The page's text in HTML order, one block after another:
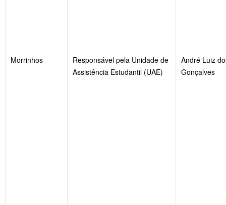
Morrinhos
Responsável pela Unidade de
Assistência Estudantil (UAE)
André Luiz
Gonçalves